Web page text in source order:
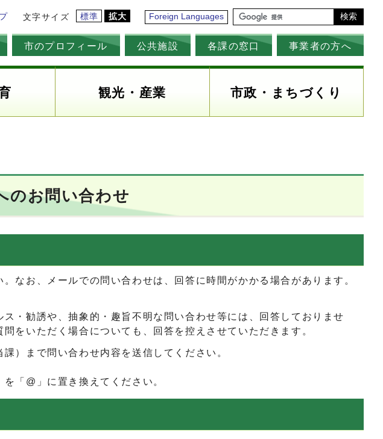
文字サイズ 標準 拡大 Foreign Languages 検索
市のプロフィール 公共施設 各課の窓口 事業者の方へ
観光・産業 市政・まちづくり
のお問い合わせ
なお、メールでの問い合わせは、回答に時間がかかる場合があります。
・勧誘や、抽象的・趣旨不明な問い合わせ等には、回答しておりませ
をいただく場合についても、回答を控えさせていただきます。
）まで問い合わせ内容を送信してください。
「@」に置き換えてください。